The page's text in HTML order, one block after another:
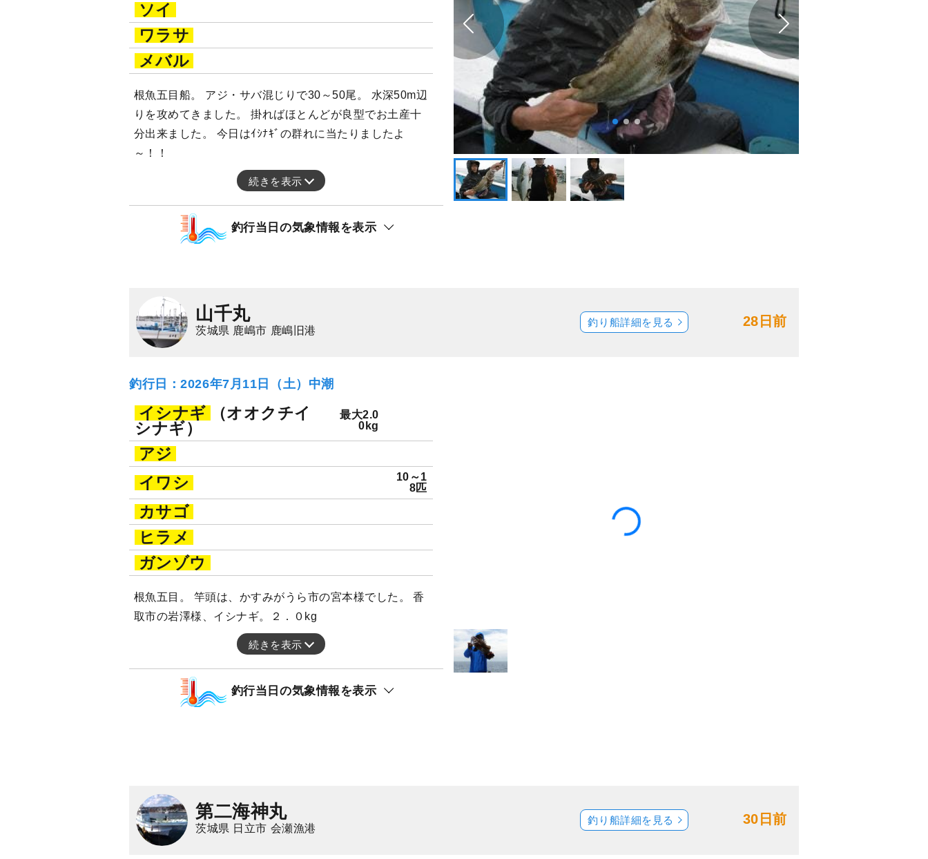
ソイ
ワラサ
メバル
根魚五目船。 アジ・サバ混じりで30～50尾。 水深50m辺
りを攻めてきました。 掛ればほとんどが良型でお土産十
分出来ました。 今日はｲｼﾅｷﾞの群れに当たりましたよ
～！！
続きを表示
釣行当日の気象情報を表示
山千丸
茨城県 鹿嶋市 鹿嶋旧港
28日前
釣り船詳細を見る
釣行日：2026年7月11日（土）中潮
イシナギ
（オオクチイ
シナギ）
最大2.0
0kg
アジ
イワシ
10～1
8匹
カサゴ
ヒラメ
ガンゾウ
根魚五目。 竿頭は、かすみがうら市の宮本様でした。 香
取市の岩澤様、イシナギ。２．０kg
続きを表示
釣行当日の気象情報を表示
第二海神丸
茨城県 日立市 会瀬漁港
30日前
釣り船詳細を見る